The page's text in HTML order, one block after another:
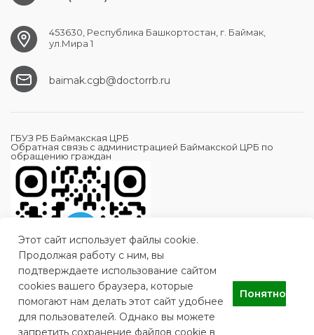
453630, Республика Башкортостан, г. Баймак,
ул.Мира 1
baimak.cgb@doctorrb.ru
ГБУЗ РБ Баймакская ЦРБ
Обратная связь с администрацией Баймакской ЦРБ по
обращению граждан
Этот сайт использует файлы cookie.
Продолжая работу с ним, вы
подтверждаете использование сайтом
cookies вашего браузера, которые
помогают нам делать этот сайт удобнее
для пользователей. Однако вы можете
запретить сохранение файлов cookie в
Понятно